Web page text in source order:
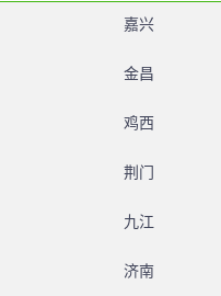
嘉兴
金昌
鸡西
荆门
九江
济南